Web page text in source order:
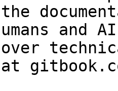
and
over
at